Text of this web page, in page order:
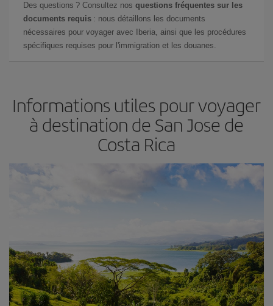
Des questions ? Consultez nos questions fréquentes sur les
documents requis : nous détaillons les documents
nécessaires pour voyager avec Iberia, ainsi que les procédures
spécifiques requises pour l'immigration et les douanes.
Informations utiles pour voyager
à destination de San Jose de
Costa Rica